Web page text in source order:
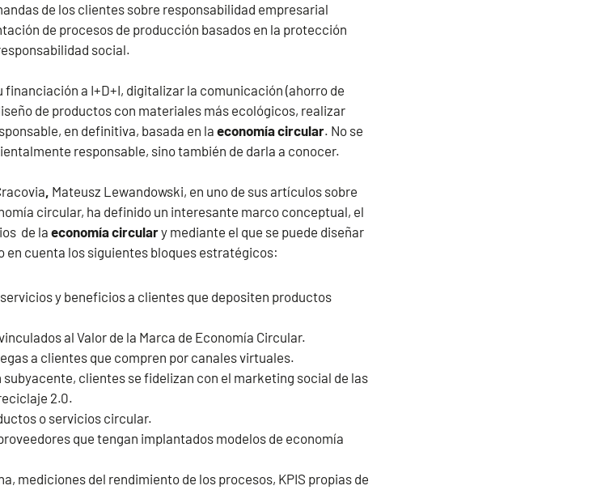
de los clientes sobre responsabilidad empresarial
de procesos de producción basados en la protección
social.
a I+D+I, digitalizar la comunicación (ahorro de
de productos con materiales más ecológicos, realizar
en definitiva, basada en la economía circular. No se
responsable, sino también de darla a conocer.
, Mateusz Lewandowski, en uno de sus artículos sobre
circular, ha definido un interesante marco conceptual, el
de laeconomía circulary mediante el que se puede diseñar
cuenta los siguientes bloques estratégicos:
y beneficios a clientes que depositen productos
al Valor de la Marca de Economía Circular.
a clientes que compren por canales virtuales.
clientes se fidelizan con el marketing social de las
2.0.
o servicios circular.
que tengan implantados modelos de economía
mediciones del rendimiento de los procesos, KPIS propias de